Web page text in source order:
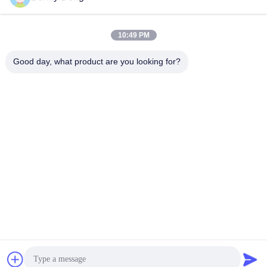
10:49 PM
Good day, what product are you looking for?